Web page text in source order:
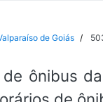
de Goiás
ônibus